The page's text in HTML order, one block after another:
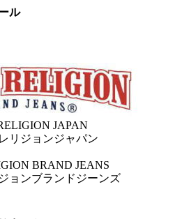
ル
JAPAN
リジョンジャパン
BRAND JEANS
ョンブランドジーンズ